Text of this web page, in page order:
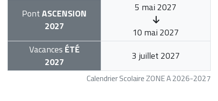
Calendrier Scolaire ZONE A 2026-2027
PontASCENSION
2027
5 mai 2027
10 mai 2027
Vacances ÉTÉ
2027
3 juillet 2027